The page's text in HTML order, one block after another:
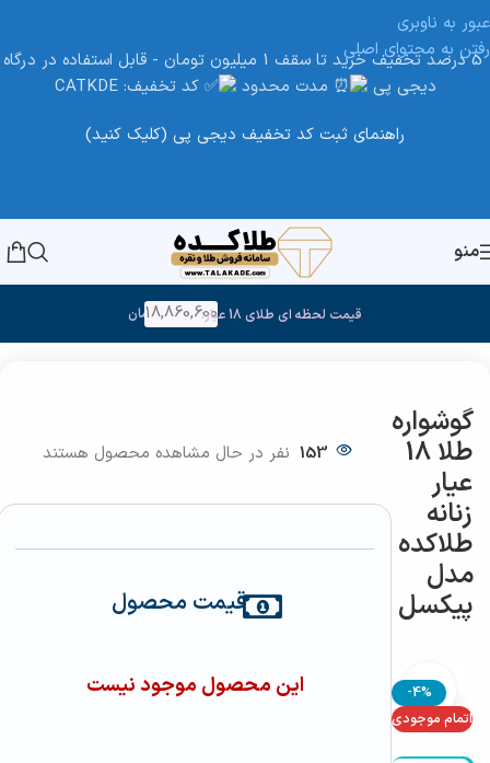
عبور به ناوبری
رفتن به محتوای اصلی
5 درصد تخفیف خرید تا سقف 1 میلیون تومان - قابل استفاده در درگاه
دیجی پی
مدت محدود
کد تخفیف: CATKDE
راهنمای ثبت کد تخفیف دیجی پی (کلیک کنید)
منو
تومان18,860,600 قیمت لحظه ای طلای 18 عیار:
گوشواره
طلا 18
عیار
زنانه
طلاکده
مدل
پیکسل
-4%
اتمام موجودی
بزرگنمایی تصویر
153 نفر در حال مشاهده محصول هستند
قیمت محصول
این محصول موجود نیست